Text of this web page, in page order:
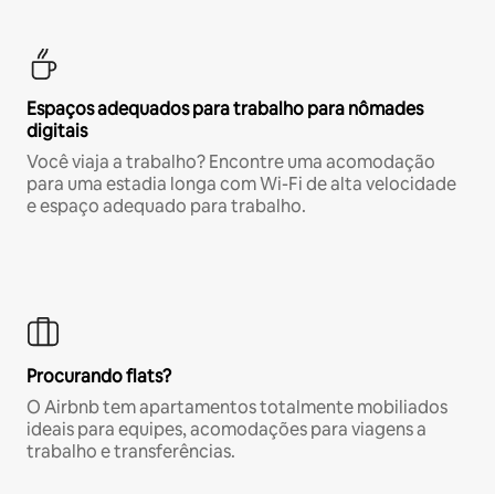
Espaços adequados para trabalho para nômades
digitais
Você viaja a trabalho? Encontre uma acomodação
para uma estadia longa com Wi-Fi de alta velocidade
e espaço adequado para trabalho.
Procurando flats?
O Airbnb tem apartamentos totalmente mobiliados
ideais para equipes, acomodações para viagens a
trabalho e transferências.